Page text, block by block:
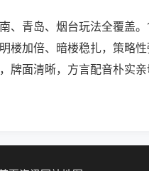
、青岛、烟台玩法全覆盖
楼加倍、暗楼稳扎，策略
牌面清晰，方言配音朴实